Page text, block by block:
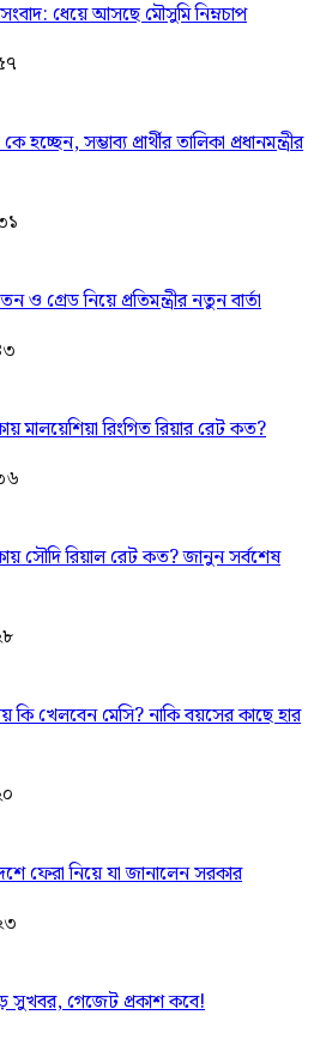
ধেয়ে আসছে মৌসুমি নিম্নচাপ
হচ্ছেন, সম্ভাব্য প্রার্থীর তালিকা প্রধানমন্ত্রীর
ও গ্রেড নিয়ে প্রতিমন্ত্রীর নতুন বার্তা
মালয়েশিয়া রিংগিত রিয়ার রেট কত?
সৌদি রিয়াল রেট কত? জানুন সর্বশেষ
খেলবেন মেসি? নাকি বয়সের কাছে হার
ফেরা নিয়ে যা জানালেন সরকার
সুখবর, গেজেট প্রকাশ কবে!